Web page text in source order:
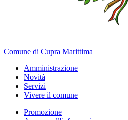
Comune di Cupra Marittima
Amministrazione
Novità
Servizi
Vivere il comune
Promozione